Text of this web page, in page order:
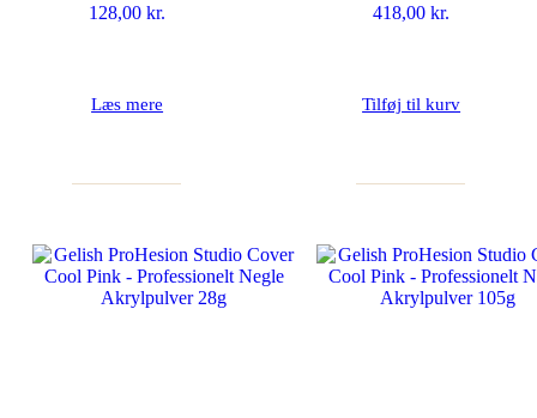
128,00 kr.
Læs mere
418,00 kr.
Tilføj til kurv